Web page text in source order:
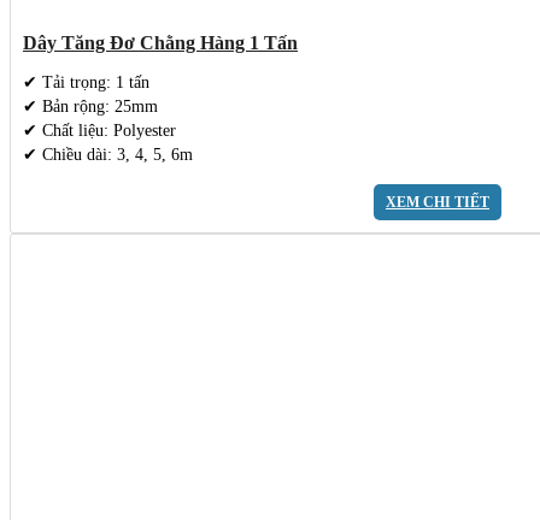
Dây Tăng Đơ Chằng Hàng 1 Tấn
✔ Tải trọng: 1 tấn
✔ Bản rộng: 25mm
✔ Chất liệu: Polyester
✔ Chiều dài: 3, 4, 5, 6m
XEM CHI TIẾT